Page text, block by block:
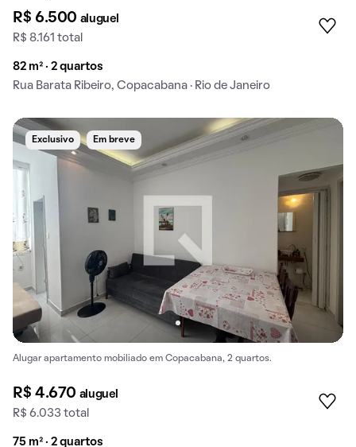
R$ 6.500 aluguel
R$ 8.161 total
82 m² · 2 quartos
Rua Barata Ribeiro, Copacabana · Rio de Janeiro
Exclusivo Em breve
Alugar apartamento mobiliado em Copacabana, 2 quartos.
R$ 4.670 aluguel
R$ 6.033 total
75 m² · 2 quartos